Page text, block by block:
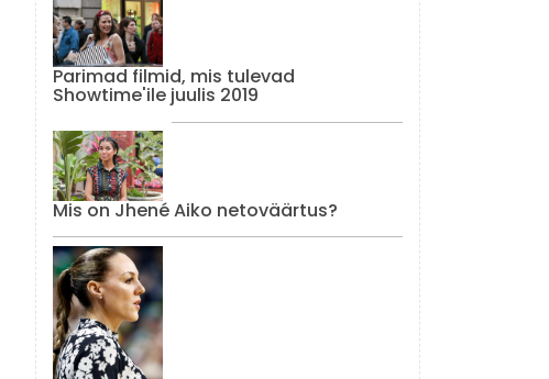
Parimad filmid, mis tulevad
Showtime'ile juulis 2019
Mis on Jhené Aiko netoväärtus?